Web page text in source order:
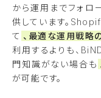
から運用までフォロ
供しています。
て 、最適な運用戦略
利用するよりも、
門知識がない場合も
が可能です。